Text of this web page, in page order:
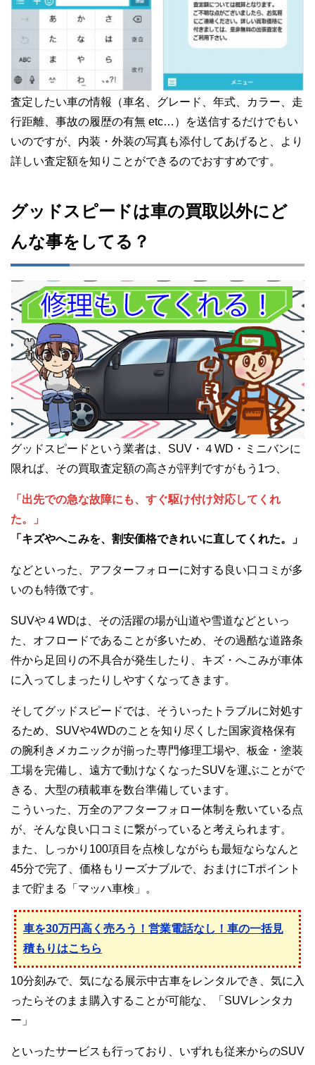
査定したい車の情報（車名、グレード、年式、カラー、走
行距離、事故の履歴の有無 etc…）を送信するだけでもい
いのですが、内装・外装の写真も添付してあげると、より
詳しい査定額を知りことができるのでおすすめです。
グッドスピードは車の買取以外にど
んな事をしてる？
グッドスピードという業者は、SUV・４WD・ミニバンに
限れば、その買取査定額の高さが評判ですがもう1つ、
「出先での急な故障にも、すぐ駆け付け対応してくれ
た。」
「キズやへこみを、割安価格できれいに直してくれた。」
などといった、アフターフォローに対する良い口コミが多
いのも特徴です。
SUVや４WDは、その活躍の場が山道や雪道などといっ
た、オフロードであることが多いため、その過酷な道路条
件から足回りの不具合が発生したり、キズ・へこみが車体
に入ってしまったりしやすくなってきます。
そしてグッドスピードでは、そういったトラブルに対処す
るため、SUVや4WDのことを知り尽くした国家資格保有
の腕利きメカニックが揃った専門修理工場や、板金・塗装
工場を完備し、遠方で動けなくなったSUVを運ぶことがで
きる、大型の積載車を数台準備しています。
こういった、万全のアフターフォロー体制を敷いている点
が、そんな良い口コミに繋がっていると考えられます。
また、しっかり100項目を点検しながらも最短ならなんと
45分で完了、価格もリーズナブルで、おまけにTポイント
まで貯まる「マッハ車検」。
車を30万円高く売ろう！営業電話なし！車の一括見
積もりはこちら
10分刻みで、気になる展示中古車をレンタルでき、気に入
ったらそのまま購入することが可能な、「SUVレンタカ
ー」
といったサービスも行っており、いずれも従来からのSUV